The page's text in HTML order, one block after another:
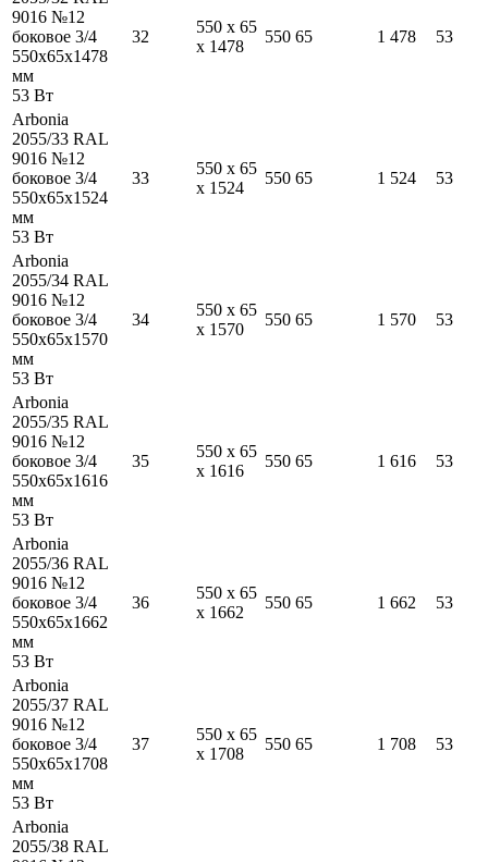
9016 №12
боковое 3/4
550x65x1478
мм
53 Вт
32
550 x 65
x 1478
550 65 1 478 53
Arbonia
2055/33 RAL
9016 №12
боковое 3/4
550x65x1524
мм
53 Вт
33
550 x 65
x 1524
550 65 1 524 53
Arbonia
2055/34 RAL
9016 №12
боковое 3/4
550x65x1570
мм
53 Вт
34
550 x 65
x 1570
550 65 1 570 53
Arbonia
2055/35 RAL
9016 №12
боковое 3/4
550x65x1616
мм
53 Вт
35
550 x 65
x 1616
550 65 1 616 53
Arbonia
2055/36 RAL
9016 №12
боковое 3/4
550x65x1662
мм
53 Вт
36
550 x 65
x 1662
550 65 1 662 53
Arbonia
2055/37 RAL
9016 №12
боковое 3/4
550x65x1708
мм
53 Вт
37
550 x 65
x 1708
550 65 1 708 53
Arbonia
2055/38 RAL